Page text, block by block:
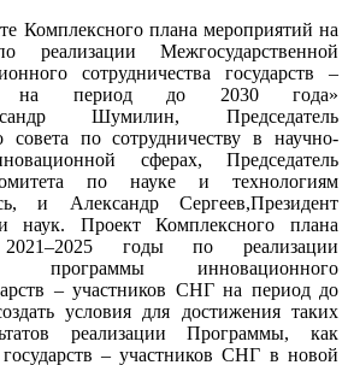
Комплексного плана мероприятий на
реализации Межгосударственной
сотрудничества государств –
на период до 2030 года»
Шумилин, Председатель
совета по сотрудничеству в научно-
сферах, Председатель
по науке и технологиям
и Александр Сергеев,Президент
наук. Проект Комплексного плана
годы по реализации
программы инновационного
– участников СНГ на период до
условия для достижения таких
реализации Программы, как
– участников СНГ в новой